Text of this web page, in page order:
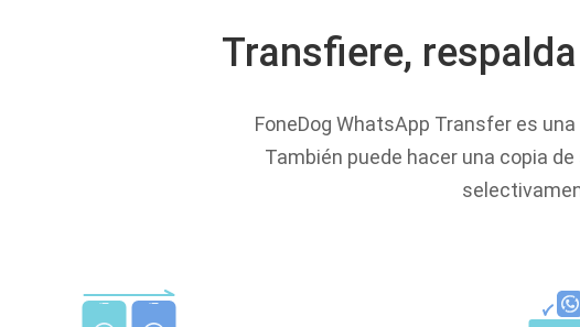
Transfiere,
FoneDog WhatsApp Transfer es
También puede hacer una copia